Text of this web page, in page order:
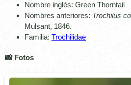
Nombre inglés: Green Thorntail
Nombres anteriores: Trochilus
Mulsant, 1846.
Familia: Trochilidae
📸 Fotos